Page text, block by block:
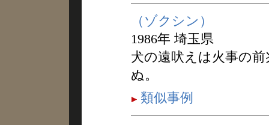
（ゾクシン）
1986年 埼玉県
犬の遠吠えは火事の
ぬ。
類似事例